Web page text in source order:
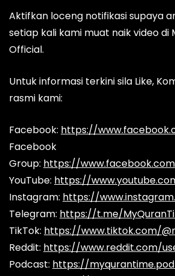
Aktifkan loceng notifikasi supaya
setiap kali kami muat naik video di
Official.
Untuk informasi terkini sila Like,
rasmi kami:
Facebook: https://
Facebook
Group: https://
YouTube: https://
Instagram: https://
Telegram: https://t.me/
TikTok: https://www.tiktok.com/
Reddit: https://www.reddit.com/
Podcast: https://